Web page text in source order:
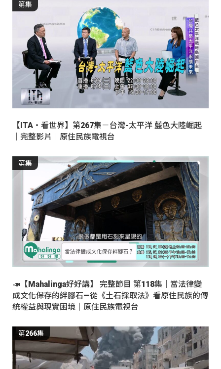
第集
【ITA・看世界】第267集－台灣-太平洋 藍色大陸崛起
｜完整影片｜原住民族電視台
第集
📣【Mahalinga好好講】 完整節目 第118集｜當法律變
成文化保存的絆腳石—從《土石採取法》看原住民族的傳
統權益與現實困境｜原住民族電視台
第266集